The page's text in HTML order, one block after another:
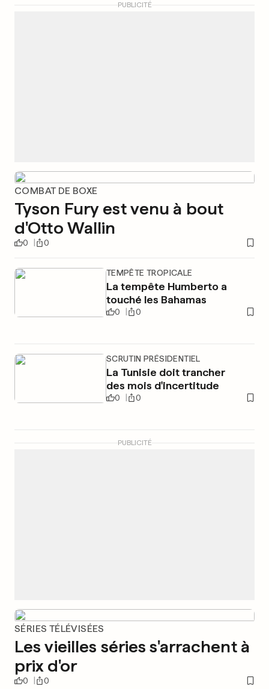
PUBLICITÉ
COMBAT DE BOXE
Tyson Fury est venu à bout
d'Otto Wallin
0 0
TEMPÊTE TROPICALE
La tempête Humberto a
touché les Bahamas
0 0
SCRUTIN PRÉSIDENTIEL
La Tunisie doit trancher
des mois d'incertitude
0 0
PUBLICITÉ
SÉRIES TÉLÉVISÉES
Les vieilles séries s'arrachent à
prix d'or
0 0